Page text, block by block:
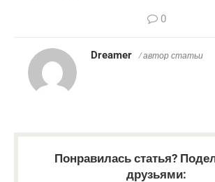
0
Dreamer / автор статьи
Понравилась статья?
друзьями: